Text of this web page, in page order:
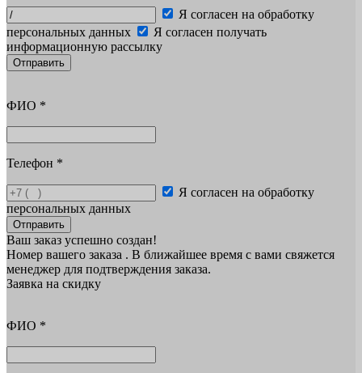
Я согласен на обработку
персональных данных
Я согласен получать
информационную рассылку
Отправить
ФИО *
Телефон *
Я согласен на обработку
персональных данных
Отправить
Ваш заказ успешно создан!
Номер вашего заказа . В ближайшее время с вами свяжется
менеджер для подтверждения заказа.
Заявка на скидку
ФИО *